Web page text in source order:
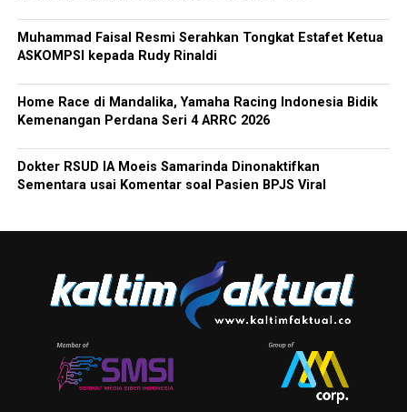
Muhammad Faisal Resmi Serahkan Tongkat Estafet Ketua
ASKOMPSI kepada Rudy Rinaldi
Home Race di Mandalika, Yamaha Racing Indonesia Bidik
Kemenangan Perdana Seri 4 ARRC 2026
Dokter RSUD IA Moeis Samarinda Dinonaktifkan
Sementara usai Komentar soal Pasien BPJS Viral